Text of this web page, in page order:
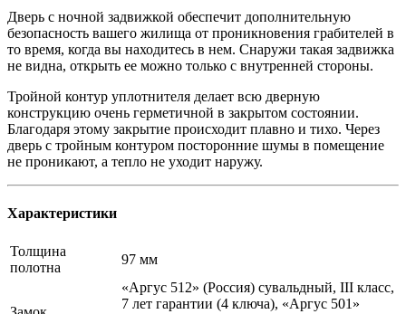
Дверь с ночной задвижкой обеспечит дополнительную
безопасность вашего жилища от проникновения грабителей в
то время, когда вы находитесь в нем. Снаружи такая задвижка
не видна, открыть ее можно только с внутренней стороны.
Тройной контур уплотнителя делает всю дверную
конструкцию очень герметичной в закрытом состоянии.
Благодаря этому закрытие происходит плавно и тихо. Через
дверь с тройным контуром посторонние шумы в помещение
не проникают, а тепло не уходит наружу.
Характеристики
Толщина
полотна
97 мм
«Аргус 512» (Россия) сувальдный, III класс,
7 лет гарантии (4 ключа), «Аргус 501»